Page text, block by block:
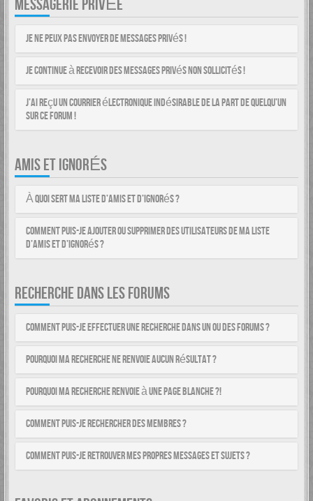
MESSAGERIE PRIVÉE
Je ne peux pas envoyer de messages privés !
Je continue à recevoir des messages privés non sollicités !
J’ai reçu un courrier électronique indésirable de la part de quelqu’un
sur ce forum !
AMIS ET IGNORÉS
À quoi sert ma liste d’amis et d’ignorés ?
Comment puis-je ajouter ou supprimer des utilisateurs de ma liste
d’amis et d’ignorés ?
RECHERCHE DANS LES FORUMS
Comment puis-je effectuer une recherche dans un ou des forums ?
Pourquoi ma recherche ne renvoie aucun résultat ?
Pourquoi ma recherche renvoie à une page blanche ?!
Comment puis-je rechercher des membres ?
Comment puis-je retrouver mes propres messages et sujets ?